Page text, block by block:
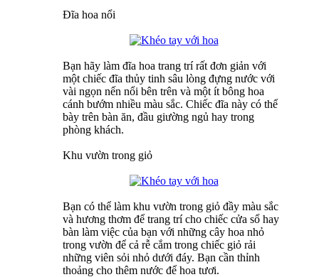
Đĩa hoa nổi
Bạn hãy làm đĩa hoa trang trí rất đơn giản với
một chiếc đĩa thủy tinh sâu lòng đựng nước với
vài ngọn nến nổi bên trên và một ít bông hoa
cánh bướm nhiều màu sắc. Chiếc đĩa này có thể
bày trên bàn ăn, đầu giường ngủ hay trong
phòng khách.
Khu vườn trong giỏ
Bạn có thể làm khu vườn trong giỏ đầy màu sắc
và hương thơm để trang trí cho chiếc cửa sổ hay
bàn làm việc của bạn với những cây hoa nhỏ
trong vườn để cả rễ cắm trong chiếc giỏ rải
những viên sỏi nhỏ dưới đáy. Bạn cần thỉnh
thoảng cho thêm nước để hoa tươi.